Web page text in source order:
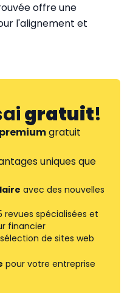
offre une
l'alignement et
gratuit!
gratuit
uniques que
avec des nouvelles
revues spécialisées et
financier
de sites web
pour votre entreprise